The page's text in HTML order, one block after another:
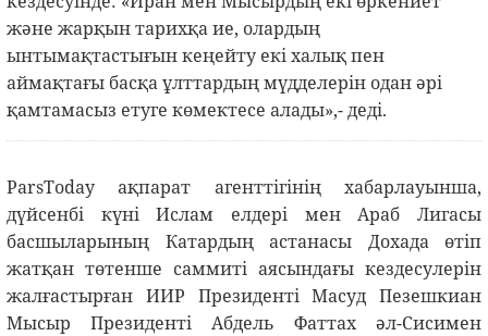
және жарқын тарихқа ие, олардың
ынтымақтастығын кеңейту екі халық пен
аймақтағы басқа ұлттардың мүдделерін одан әрі
қамтамасыз етуге көмектесе алады»,- деді.
ParsToday ақпарат агенттігінің хабарлауынша,
дүйсенбі күні Ислам елдері мен Араб Лигасы
басшыларының Катардың астанасы Дохада өтіп
жатқан төтенше саммиті аясындағы кездесулерін
жалғастырған ИИР Президенті Масуд Пезешкиан
Мысыр Президенті Абдель Фаттах әл-Сисимен